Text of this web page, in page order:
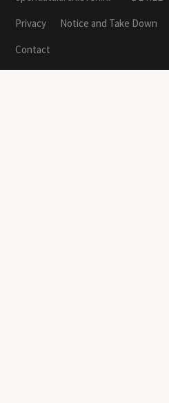
Privacy
Notice and Take Down
Contact